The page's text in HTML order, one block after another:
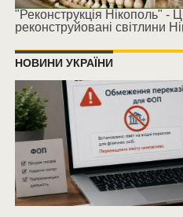
"Реконструкція Нікополь" -
реконструйовані світлини
НОВИНИ УКРАЇНИ